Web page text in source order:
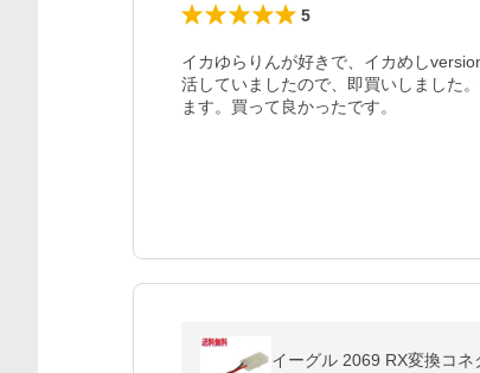
5
イカゆらりんが好きで、イカめし
活していましたので、即買いしました
ます。買って良かったです。
イーグル 2069 RX変換コネ